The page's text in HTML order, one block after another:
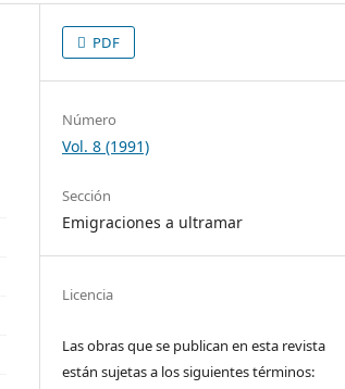
PDF
Número
Vol. 8 (1991)
Sección
Emigraciones a ultramar
Licencia
Las obras que se publican en esta revista
están sujetas a los siguientes términos: